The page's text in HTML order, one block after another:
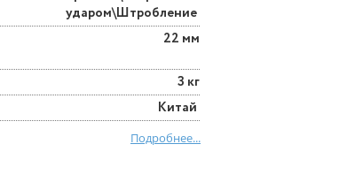
ударом\Штробление
22 мм
3 кг
Китай
Подробнее...